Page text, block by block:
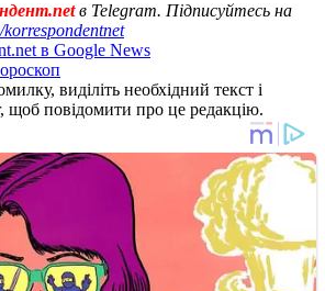
в Telegram. Підписуйтесь на
в Google News
виділіть необхідний текст і
щоб повідомити про це редакцію.